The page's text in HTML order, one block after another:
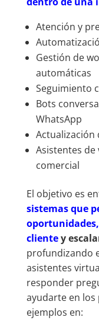
Atención y
Gestión de
automáticas
Seguimiento
Bots
WhatsApp
Actualización
Asistentes
comercial
El objetivo es
sistemas que
clientey
profundizando
asistentes
responder
ayudarte en los
ejemplos en: